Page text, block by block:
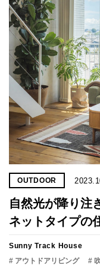
OUTDOOR
自然光が降り注
ネットタイプの
Sunny Track House
# アウトドアリビング
#